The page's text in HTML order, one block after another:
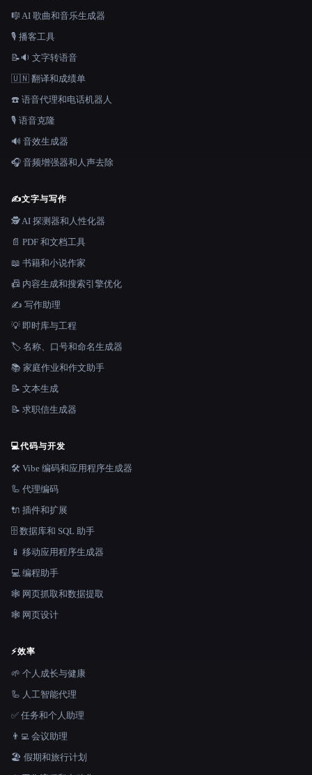
🎼 AI 歌曲和音乐生成器
🎙️ 播客工具
📝🔉 文字转语音
🇺🇳 翻译和成绩单
☎️ 语音代理和电话机器人
🎙️ 语音克隆
🔊 音效生成器
🎧 音频增强器和人声去除
✍️文字与写作
🕵️ AI 探测器和人性化器
📄 PDF 和文档工具
📖 书籍和小说作家
📠 内容生成和搜索引擎优化
✍️ 写作助理
💡 即时库与工程
🏷️ 名称、口号和命名生成器
📚 家庭作业和作文助手
📝 文本生成
📝 求职信生成器
💻代码与开发
🛠️ Vibe 编码和应用程序生成器
🦾 代理编码
🔌 插件和扩展
🗄️ 数据库和 SQL 助手
📱 移动应用程序生成器
💻 编程助手
🕸️ 网页抓取和数据提取
🕸 网页设计
⚡效率
🌱 个人成长与健康
🦾 人工智能代理
✅ 任务和个人助理
👨‍💻 会议助理
🏖 假期和旅行计划